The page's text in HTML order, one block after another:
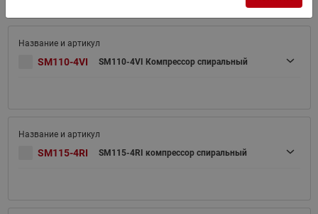
SM110-4VI SM110-4VI Компрессор спиральный
SM115-4RI SM115-4RI компрессор спиральный